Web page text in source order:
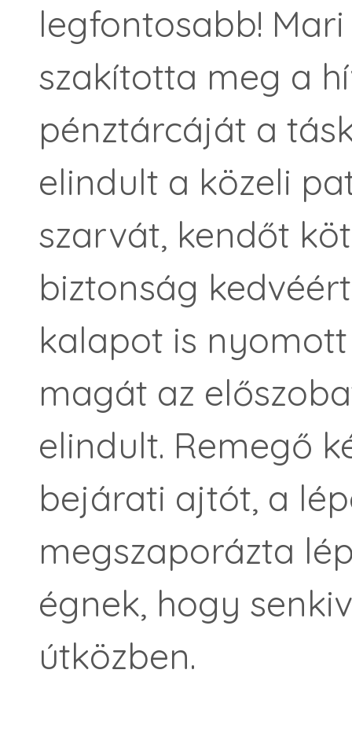
legfontosabb!
szakította meg a
pénztárcáját a
elindult a közeli
szarvát, kendőt
biztonság
kalapot is
magát az
elindult. Remegő
bejárati ajtót, a
megszaporázta
égnek, hogy
útközben.